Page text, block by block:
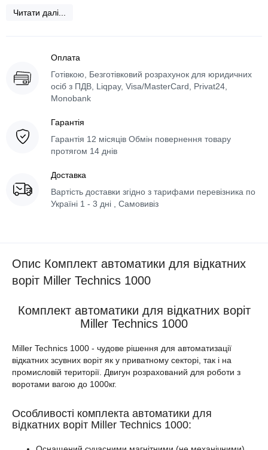
Читати далі...
Оплата
Готівкою, Безготівковий розрахунок для юридичних
осіб з ПДВ, Liqpay, Visa/MasterCard, Privat24,
Monobank
Гарантія
Гарантія 12 місяців Обмін повернення товару
протягом 14 днів
Доставка
Вартість доставки згідно з тарифами перевізника по
Україні 1 - 3 дні , Самовивіз
Опис Комплект автоматики для відкатних
воріт Miller Technics 1000
Комплект автоматики для відкатних воріт
Miller Technics 1000
Miller Technics 1000 - чудове рішення для автоматизації
відкатних зсувних воріт як у приватному секторі, так і на
промисловій території. Двигун розрахований для роботи з
воротами вагою до 1000кг.
Особливості комплекта автоматики для
відкатних воріт Miller Technics 1000: